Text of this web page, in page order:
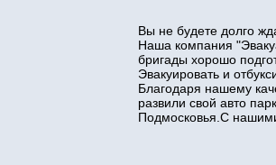
Вы не будете долго
Наша компания
бригады хорошо
Эвакуировать и
Благодаря нашему
развили свой авто
Подмосковья.С